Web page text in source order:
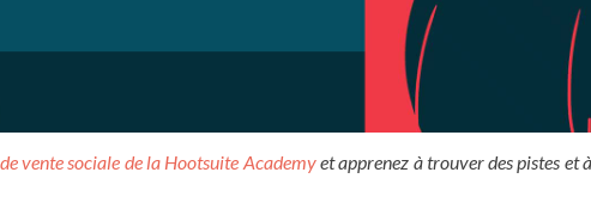
vente sociale de la Hootsuite Academyet apprenez à trouver des pistes et